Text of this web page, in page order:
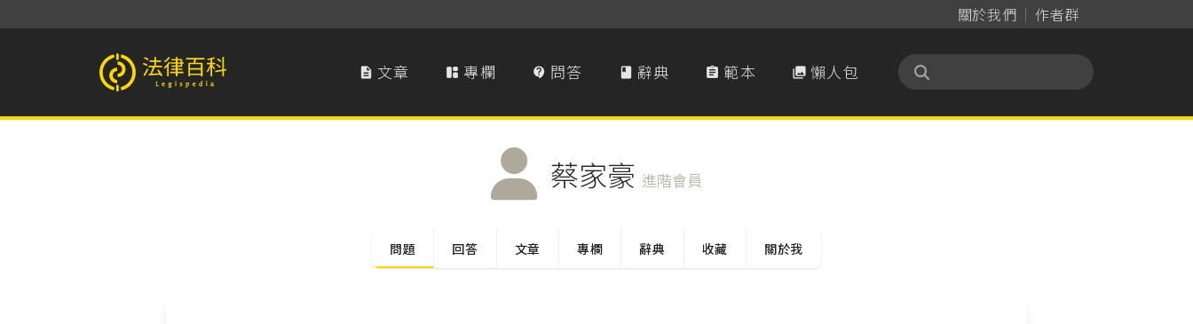
關於我們 作者群
法律百科 Legispedia  文章  專欄  問答  辭典  範本  懶人包
蔡家豪 進階會員
問題 回答 文章 專欄 辭典 收藏 關於我